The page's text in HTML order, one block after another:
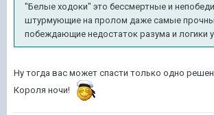
"Белые ходоки" это бессмертные и
штурмующие на пролом даже самые
побеждающие недостаток разума и логики
Ну тогда вас может спасти только одно
Короля ночи!